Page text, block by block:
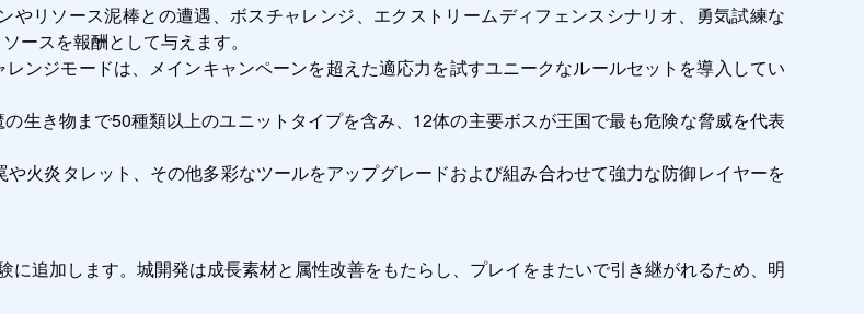
リソース泥棒との遭遇、ボスチャレンジ、エクストリームディフェンスシナリオ、勇気試練な
ースを報酬として与えます。
ンジモードは、メインキャンペーンを超えた適応力を試すユニークなルールセットを導入してい
生き物まで50種類以上のユニットタイプを含み、12体の主要ボスが王国で最も危険な脅威を代表
火炎タレット、その他多彩なツールをアップグレードおよび組み合わせて強力な防御レイヤーを
追加します。城開発は成長素材と属性改善をもたらし、プレイをまたいで引き継がれるため、明